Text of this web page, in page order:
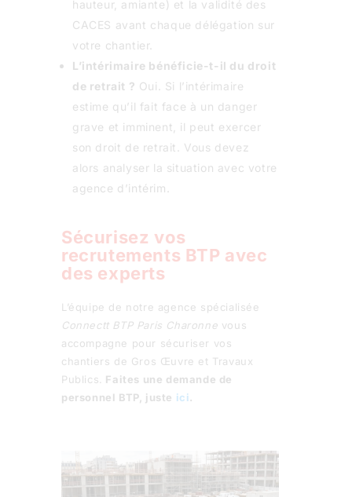
hauteur, amiante) et la validité des
CACES avant chaque délégation sur
votre chantier.
L’intérimaire bénéficie-t-il du droit
de retrait ? Oui. Si l’intérimaire
estime qu’il fait face à un danger
grave et imminent, il peut exercer
son droit de retrait. Vous devez
alors analyser la situation avec votre
agence d’intérim.
Sécurisez vos
recrutements BTP avec
des experts
L’équipe de notre agence spécialisée
Connectt BTP Paris Charonne vous
accompagne pour sécuriser vos
chantiers de Gros Œuvre et Travaux
Publics.
Faites une demande de
personnel BTP, juste ici.